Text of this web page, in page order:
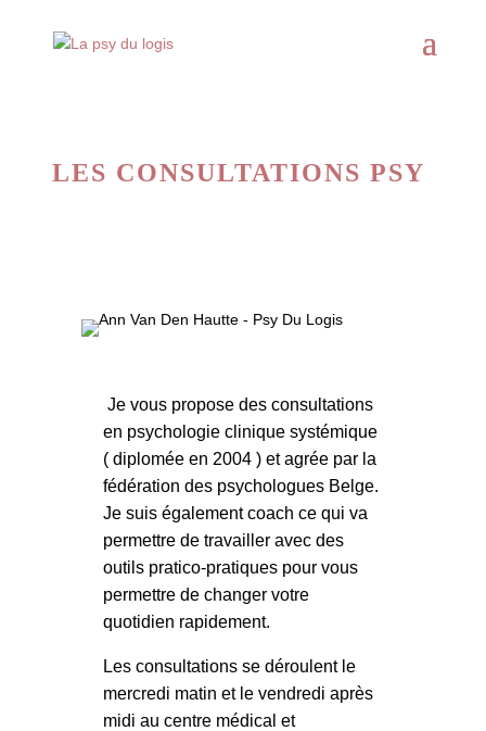
LES CONSULTATIONS PSY
Je vous propose des consultations
en psychologie clinique systémique
( diplomée en 2004 ) et agrée par la
fédération des psychologues Belge.
Je suis également coach ce qui va
permettre de travailler avec des
outils pratico-pratiques pour vous
permettre de changer votre
quotidien rapidement.
Les consultations se déroulent le
mercredi matin et le vendredi après
midi au centre médical et